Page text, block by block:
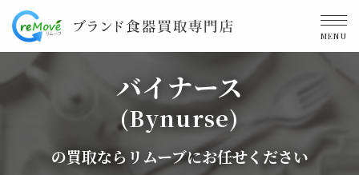
MENU
バイナース
(Bynurse)
の買取ならリムーブにお任せください